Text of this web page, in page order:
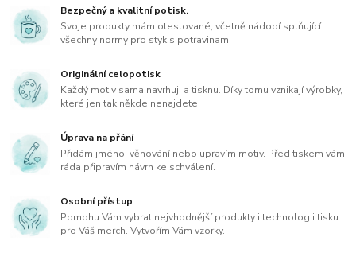
Bezpečný a kvalitní potisk.
Svoje produkty mám otestované, včetně nádobí splňující
všechny normy pro styk s potravinami
Originální celopotisk
Každý motiv sama navrhuji a tisknu. Díky tomu vznikají výrobky,
které jen tak někde nenajdete.
Úprava na přání
Přidám jméno, věnování nebo upravím motiv. Před tiskem vám
ráda připravím návrh ke schválení.
Osobní přístup
Pomohu Vám vybrat nejvhodnější produkty i technologii tisku
pro Váš merch. Vytvořím Vám vzorky.